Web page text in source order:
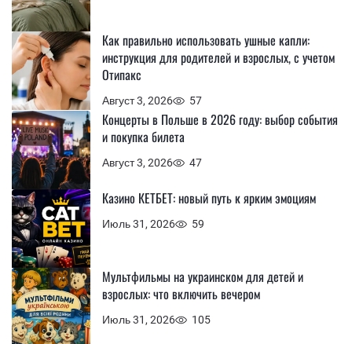
Август 3, 2026 57
Как правильно использовать ушные капли:
инструкция для родителей и взрослых, с учетом
Отипакс
Август 3, 2026 47
Концерты в Польше в 2026 году: выбор события
и покупка билета
Июль 31, 2026 59
Казино КЕТБЕТ: новый путь к ярким эмоциям
Июль 31, 2026 105
Мультфильмы на украинском для детей и
взрослых: что включить вечером